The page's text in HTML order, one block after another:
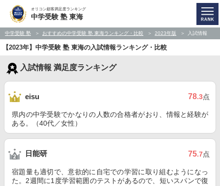
オリコン顧客満足度ランキング
中学受験 塾 東海
中学受験 塾 おすすめの中学受験 塾 東海ランキング・比較 2023年版 入試情報
【2023年】中学受験 塾 東海の入試情報ランキング・比較
入試情報 満足度ランキング
eisu 78.3点
県内の中学受験でかなりの人数の合格者がおり、情報と経験が
ある。（40代／女性）
日能研 75.7点
宿題量も適切で、意欲的に自宅での学習に取り組むようになっ
た。2週間に1度学習範囲のテストがあるので、短いスパンで復